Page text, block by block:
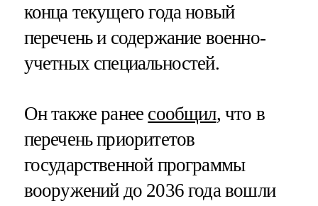
конца текущего года новый
перечень и содержание военно-
учетных специальностей.
Он также ранее сообщил, что в
перечень приоритетов
государственной программы
вооружений до 2036 года вошли